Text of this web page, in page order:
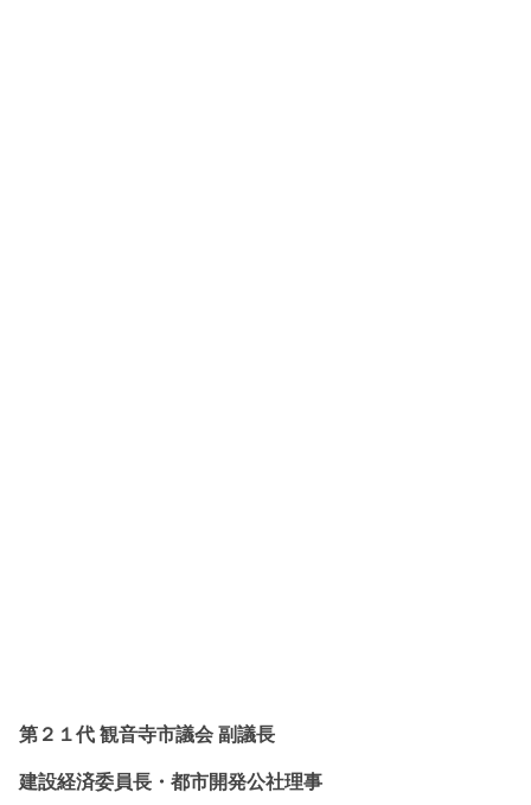
第２１代 観音寺市議会 副議長
建設経済委員長・都市開発公社理事